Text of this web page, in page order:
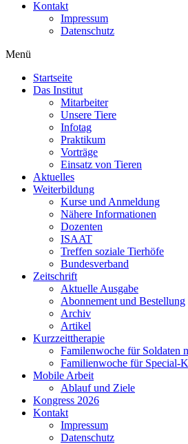
Kontakt
Impressum
Datenschutz
Menü
Startseite
Das Institut
Mitarbeiter
Unsere Tiere
Infotag
Praktikum
Vorträge
Einsatz von Tieren
Aktuelles
Weiterbildung
Kurse und Anmeldung
Nähere Informationen
Dozenten
ISAAT
Treffen soziale Tierhöfe
Bundesverband
Zeitschrift
Aktuelle Ausgabe
Abonnement und Bestellung
Archiv
Artikel
Kurzzeittherapie
Familenwoche für Soldaten
Familienwoche für Special-
Mobile Arbeit
Ablauf und Ziele
Kongress 2026
Kontakt
Impressum
Datenschutz